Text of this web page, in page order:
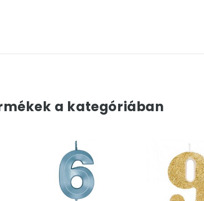
a kategóriában